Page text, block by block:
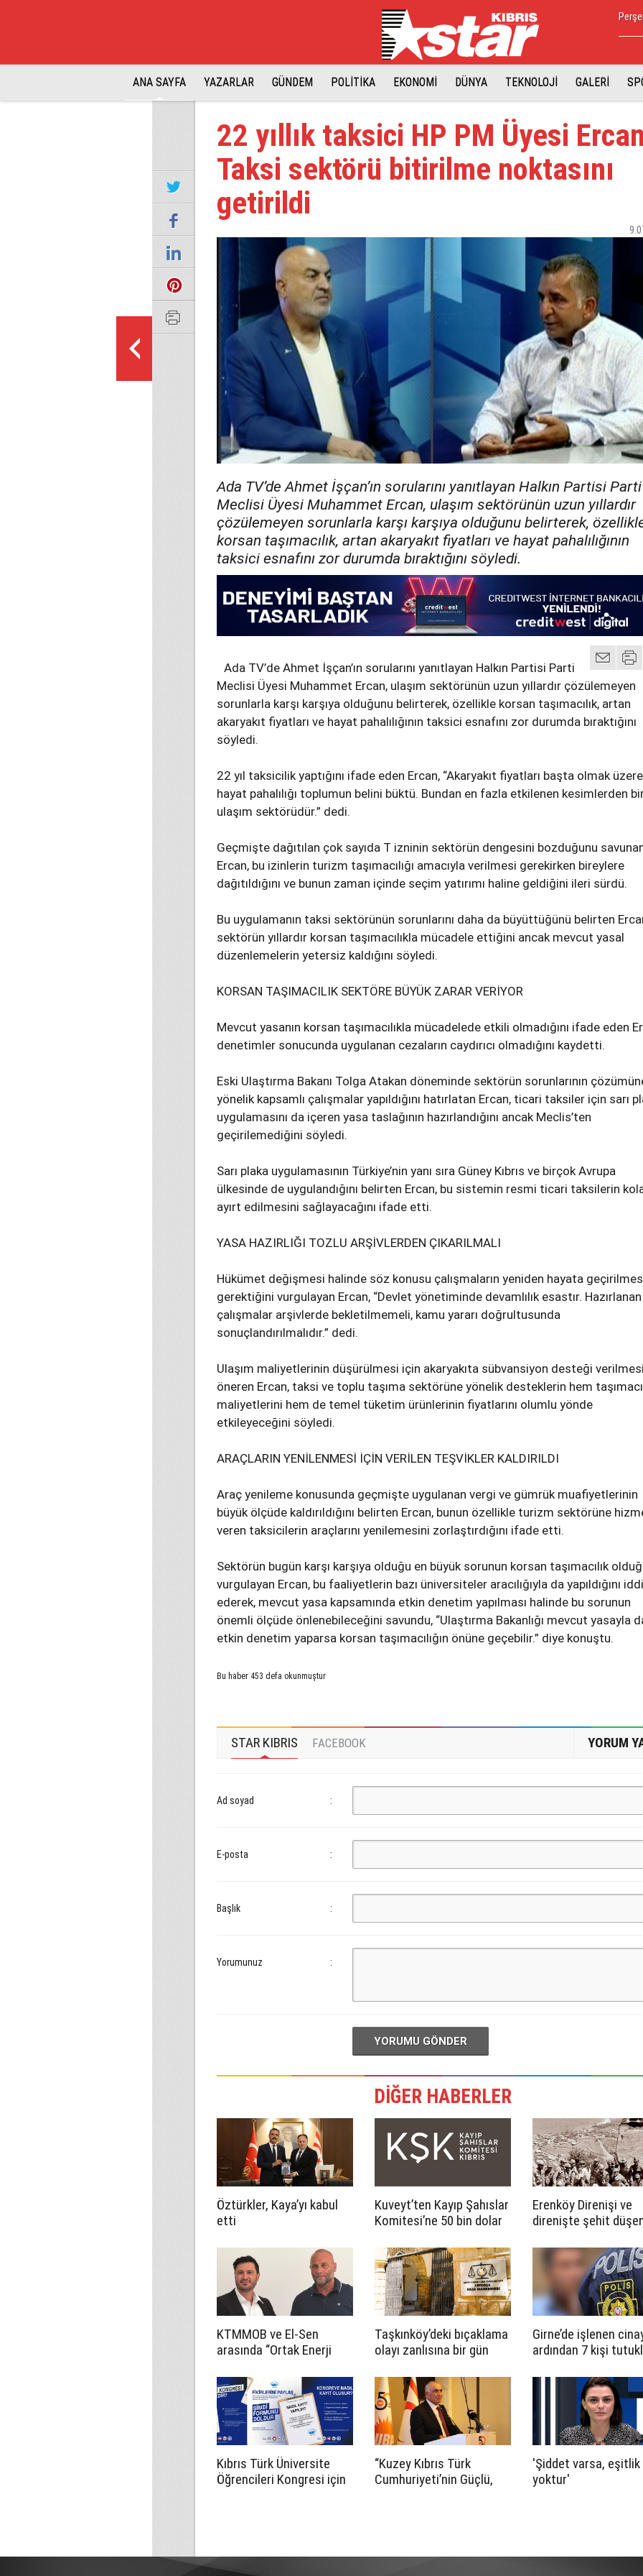
ANA SAYFA YAZARLAR GÜNDEM POLİTİKA EKONOMİ DÜNYA TEKNOLOJİ GALERİ
22 yıllık taksici HP PM Üyesi
Taksi sektörü bitirilme noktasını
getirildi
Ada TV’de Ahmet İşçan’ın sorularını yanıtlayan Halkın Partisi Parti
Meclisi Üyesi Muhammet Ercan, ulaşım sektörünün uzun yıllardır
çözülemeyen sorunlarla karşı karşıya olduğunu belirterek,
korsan taşımacılık, artan akaryakıt fiyatları ve hayat pahalılığının
taksici esnafını zor durumda bıraktığını söyledi.
Ada TV’de Ahmet İşçan’ın sorularını yanıtlayan Halkın Partisi Parti
Meclisi Üyesi Muhammet Ercan, ulaşım sektörünün uzun yıllardır çözülemeyen
sorunlarla karşı karşıya olduğunu belirterek, özellikle korsan taşımacılık, artan
akaryakıt fiyatları ve hayat pahalılığının taksici esnafını zor durumda bıraktığını
söyledi.
22 yıl taksicilik yaptığını ifade eden Ercan, “Akaryakıt fiyatları başta olmak üzere
hayat pahalılığı toplumun belini büktü. Bundan en fazla etkilenen kesimlerden
ulaşım sektörüdür.” dedi.
Geçmişte dağıtılan çok sayıda T izninin sektörün dengesini bozduğunu
Ercan, bu izinlerin turizm taşımacılığı amacıyla verilmesi gerekirken bireylere
dağıtıldığını ve bunun zaman içinde seçim yatırımı haline geldiğini ileri sürdü.
Bu uygulamanın taksi sektörünün sorunlarını daha da büyüttüğünü belirten
sektörün yıllardır korsan taşımacılıkla mücadele ettiğini ancak mevcut yasal
düzenlemelerin yetersiz kaldığını söyledi.
KORSAN TAŞIMACILIK SEKTÖRE BÜYÜK ZARAR VERİYOR
Mevcut yasanın korsan taşımacılıkla mücadelede etkili olmadığını ifade eden
denetimler sonucunda uygulanan cezaların caydırıcı olmadığını kaydetti.
Eski Ulaştırma Bakanı Tolga Atakan döneminde sektörün sorunlarının
yönelik kapsamlı çalışmalar yapıldığını hatırlatan Ercan, ticari taksiler için sarı
uygulamasını da içeren yasa taslağının hazırlandığını ancak Meclis’ten
geçirilemediğini söyledi.
Sarı plaka uygulamasının Türkiye’nin yanı sıra Güney Kıbrıs ve birçok Avrupa
ülkesinde de uygulandığını belirten Ercan, bu sistemin resmi ticari taksilerin
ayırt edilmesini sağlayacağını ifade etti.
YASA HAZIRLIĞI TOZLU ARŞİVLERDEN ÇIKARILMALI
Hükümet değişmesi halinde söz konusu çalışmaların yeniden hayata
gerektiğini vurgulayan Ercan, “Devlet yönetiminde devamlılık esastır. Hazırlanan
çalışmalar arşivlerde bekletilmemeli, kamu yararı doğrultusunda
sonuçlandırılmalıdır.” dedi.
Ulaşım maliyetlerinin düşürülmesi için akaryakıta sübvansiyon desteği
öneren Ercan, taksi ve toplu taşıma sektörüne yönelik desteklerin hem
maliyetlerini hem de temel tüketim ürünlerinin fiyatlarını olumlu yönde
etkileyeceğini söyledi.
ARAÇLARIN YENİLENMESİ İÇİN VERİLEN TEŞVİKLER KALDIRILDI
Araç yenileme konusunda geçmişte uygulanan vergi ve gümrük muafiyetlerinin
büyük ölçüde kaldırıldığını belirten Ercan, bunun özellikle turizm sektörüne
veren taksicilerin araçlarını yenilemesini zorlaştırdığını ifade etti.
Sektörün bugün karşı karşıya olduğu en büyük sorunun korsan taşımacılık
vurgulayan Ercan, bu faaliyetlerin bazı üniversiteler aracılığıyla da yapıldığını
ederek, mevcut yasa kapsamında etkin denetim yapılması halinde bu sorunun
önemli ölçüde önlenebileceğini savundu, “Ulaştırma Bakanlığı mevcut yasayla
etkin denetim yaparsa korsan taşımacılığın önüne geçebilir.” diye konuştu.
Bu haber 453 defa okunmuştur
STAR KIBRIS FACEBOOK YORUM
Ad soyad :
E-posta :
Başlık :
Yorumunuz :
YORUMU GÖNDER
DİĞER HABERLER
Öztürkler, Kaya’yı kabul
etti
Kuveyt’ten Kayıp Şahıslar
Komitesi’ne 50 bin dolar
Erenköy Direnişi ve
direnişte şehit
düzenlenecek
anılacak
KTMMOB ve El-Sen
arasında “Ortak Enerji
Protokolü” imzalandı
Taşkınköy’deki bıçaklama
olayı zanlısına bir gün
Girne’de işlenen
ardından 7 kişi
Kıbrıs Türk Üniversite
Öğrencileri Kongresi için
“Kuzey Kıbrıs Türk
Cumhuriyeti’nin Güçlü,
'Şiddet varsa, eşitlik
yoktur'